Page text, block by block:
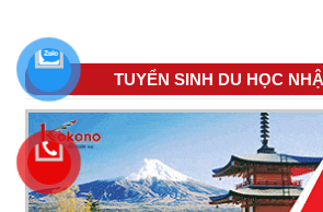
TUYỂN SINH DU HỌC